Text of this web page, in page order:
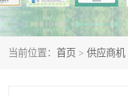
当前位置： 首页 > 供应商机
OHSAS18001认证
45001认证